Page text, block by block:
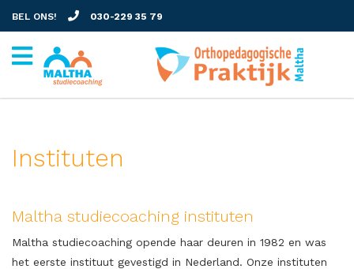
BEL ONS! 030-229 35 79
Instituten
Maltha studiecoaching instituten
Maltha studiecoaching opende haar deuren in 1982 en was
het eerste instituut gevestigd in Nederland. Onze instituten